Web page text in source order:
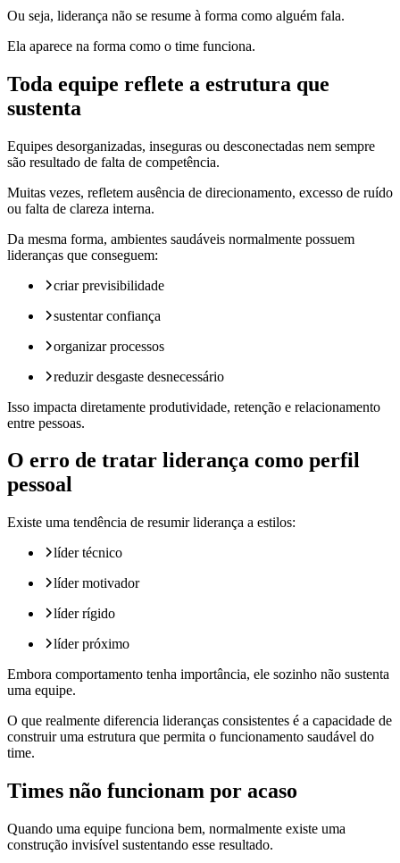
Ou seja, liderança não se resume à forma como alguém fala.
Ela aparece na forma como o time funciona.
Toda equipe reflete a estrutura que
sustenta
Equipes desorganizadas, inseguras ou desconectadas nem sempre
são resultado de falta de competência.
Muitas vezes, refletem ausência de direcionamento, excesso de ruído
ou falta de clareza interna.
Da mesma forma, ambientes saudáveis normalmente possuem
lideranças que conseguem:
criar previsibilidade
sustentar confiança
organizar processos
reduzir desgaste desnecessário
Isso impacta diretamente produtividade, retenção e relacionamento
entre pessoas.
O erro de tratar liderança como perfil
pessoal
Existe uma tendência de resumir liderança a estilos:
líder técnico
líder motivador
líder rígido
líder próximo
Embora comportamento tenha importância, ele sozinho não sustenta
uma equipe.
O que realmente diferencia lideranças consistentes é a capacidade de
construir uma estrutura que permita o funcionamento saudável do
time.
Times não funcionam por acaso
Quando uma equipe funciona bem, normalmente existe uma
construção invisível sustentando esse resultado.